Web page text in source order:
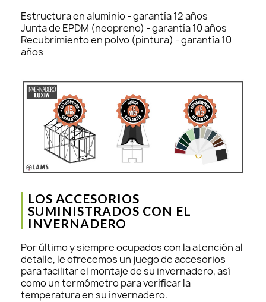
Estructura en aluminio - garantía 12 años
Junta de EPDM (neopreno) - garantía 10 años
Recubrimiento en polvo (pintura) - garantía 10
años
LOS ACCESORIOS
SUMINISTRADOS CON EL
INVERNADERO
Por último y siempre ocupados con la atención al
detalle, le ofrecemos un juego de accesorios
para facilitar el montaje de su invernadero, así
como un termómetro para verificar la
temperatura en su invernadero.